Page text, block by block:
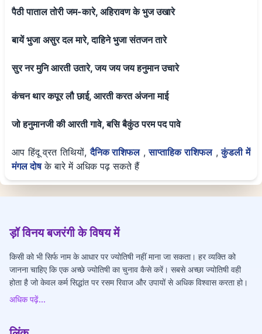
पैठी पाताल तोरी जम-कारे, अहिरावण के भुज उखारे
बायें भुजा असुर दल मारे, दाहिने भुजा संतजन तारे
सुर नर मुनि आरती उतारे, जय जय जय हनुमान उचारे
कंचन थार कपूर लौ छाई, आरती करत अंजना माई
जो हनुमानजी की आरती गावे, बसि बैकुंठ परम पद पावे
आप हिंदू व्रत तिथियों,दैनिक राशिफल,साप्ताहिक राशिफल,कुंडली में
मंगल दोषके बारे में अधिक पढ़ सकते हैं
ड़ॉ विनय बजरंगी के विषय में
किसी को भी सिर्फ नाम के आधार पर ज्योतिषी नहीं माना जा सकता। हर व्यक्ति को
जानना चाहिए कि एक अच्छे ज्योतिषी का चुनाव कैसे करें। सबसे अच्छा ज्योतिषी वही
होता है जो केवल कर्म सिद्धांत पर रसम रिवाज और उपायों से अधिक विश्वास करता हो।
अधिक पढ़ें...